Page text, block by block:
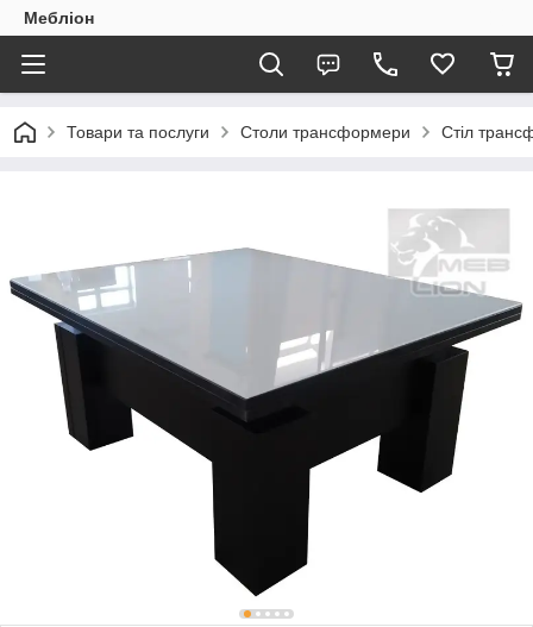
Мебліон
Товари та послуги Столи трансформери Стіл